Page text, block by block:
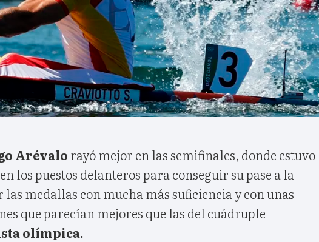
Arévalo rayó mejor en las semifinales, donde estuvo
los puestos delanteros para conseguir su pase a la
las medallas con mucha más suficiencia y con unas
que parecían mejores que las del cuádruple
olímpica.